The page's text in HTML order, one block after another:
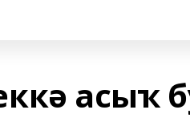
асыҡ